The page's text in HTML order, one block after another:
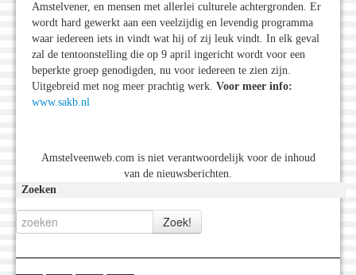
Amstelvener, en mensen met allerlei culturele achtergronden. Er
wordt hard gewerkt aan een veelzijdig en levendig programma
waar iedereen iets in vindt wat hij of zij leuk vindt. In elk geval
zal de tentoonstelling die op 9 april ingericht wordt voor een
beperkte groep genodigden, nu voor iedereen te zien zijn.
Uitgebreid met nog meer prachtig werk. Voor meer info:
www.sakb.nl
Amstelveenweb.com is niet verantwoordelijk voor de inhoud
van de nieuwsberichten.
Zoeken